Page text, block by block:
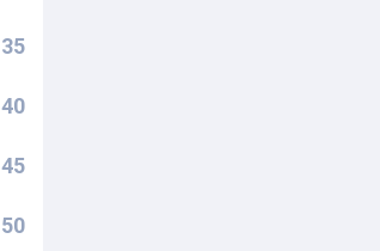
35
40
45
50